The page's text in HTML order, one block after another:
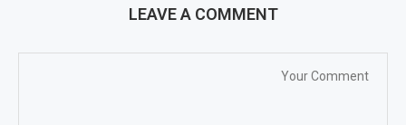
LEAVE A COMMENT